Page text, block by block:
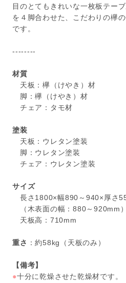
目のとてもきれいな一枚板テー
を４脚合わせた、こだわりの欅
です。
--------
材質
天板：欅（けやき）材
脚：欅（けやき）材
チェア：タモ材
塗装
天板：ウレタン塗装
脚：ウレタン塗装
チェア：ウレタン塗装
サイズ
長さ1800×幅890～940×厚さ
（木表面の幅：880～920mm）
天板高：710mm
重さ ：約58kg（天板のみ）
【備考】
●十分に乾燥させた乾燥材です。